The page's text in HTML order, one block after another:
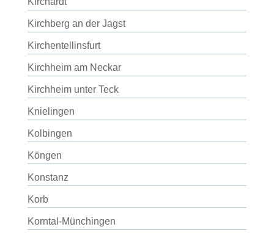
Kirchberg an der Jagst
Kirchentellinsfurt
Kirchheim am Neckar
Kirchheim unter Teck
Knielingen
Kolbingen
Köngen
Konstanz
Korb
Korntal-Münchingen